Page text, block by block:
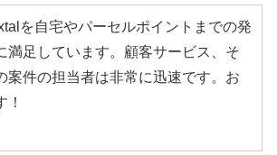
を自宅やパーセルポイントまでの発
満足しています。顧客サービス、そ
案件の担当者は非常に迅速です。お
！